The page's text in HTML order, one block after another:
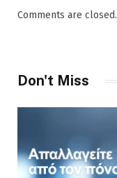
Comments are closed.
Don't Miss